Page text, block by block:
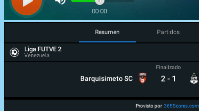
Resumen Partidos
Liga FUTVE 2
Venezuela
Barquisimeto SC
Finalizado
2 - 1
Provisto por 365Scores.com